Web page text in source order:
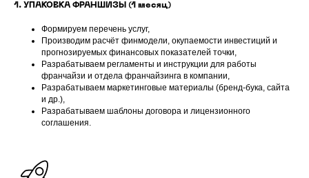
1. УПАКОВКА ФРАНШИЗЫ (1 месяц)
Формируем перечень услуг,
Производим расчёт финмодели, окупаемости инвестиций и
прогнозируемых финансовых показателей точки,
Разрабатываем регламенты и инструкции для работы
франчайзи и отдела франчайзинга в компании,
Разрабатываем маркетинговые материалы (бренд-бука, сайта
и др.),
Разрабатываем шаблоны договора и лицензионного
соглашения.